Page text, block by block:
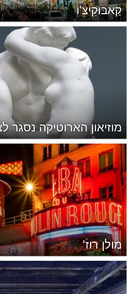
קַאבּוּקִיצ'וֹ
מוזיאון הארוטיקה נסגר
מולן רוז'